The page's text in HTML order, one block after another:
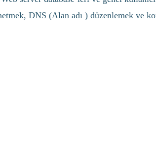
DNS (Alan adı ) düzenlemek ve